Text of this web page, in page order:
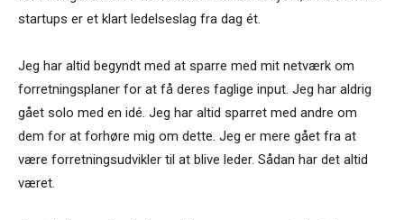
startups er et klart ledelseslag fra dag ét.
Jeg har altid begyndt med at sparre med mit netværk om
forretningsplaner for at få deres faglige input. Jeg har aldrig
gået solo med en idé. Jeg har altid sparret med andre om
dem for at forhøre mig om dette. Jeg er mere gået fra at
være forretningsudvikler til at blive leder. Sådan har det altid
været.